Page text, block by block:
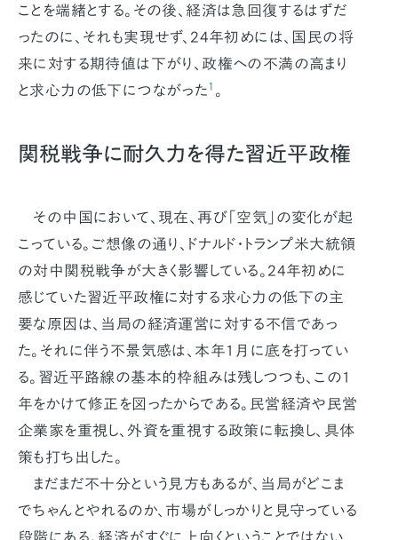
ことを端緒とする。その後、経済は急回復するはずだ
ったのに、それも実現せず、24年初めには、国民の将
来に対する期待値は下がり、政権への不満の高まり
と求心力の低下につながった1 。
関税戦争に耐久力を得た習近平政権
その中国において、現在、再び｢空気｣の変化が起
こっている。ご想像の通り、ドナルド・トランプ米大統領
の対中関税戦争が大きく影響している。24年初めに
感じていた習近平政権に対する求心力の低下の主
要な原因は、当局の経済運営に対する不信であっ
た。それに伴う不景気感は、本年1月に底を打ってい
る。習近平路線の基本的枠組みは残しつつも、この1
年をかけて修正を図ったからである。民営経済や民営
企業家を重視し、外資を重視する政策に転換し、具体
策も打ち出した。
まだまだ不十分という見方もあるが、当局がどこま
でちゃんとやれるのか、市場がしっかりと見守っている